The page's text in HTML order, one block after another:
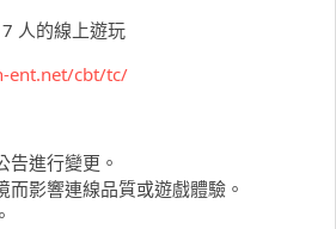
人的線上遊玩
ent.net/cbt/tc/
進行變更。
影響連線品質或遊戲體驗。